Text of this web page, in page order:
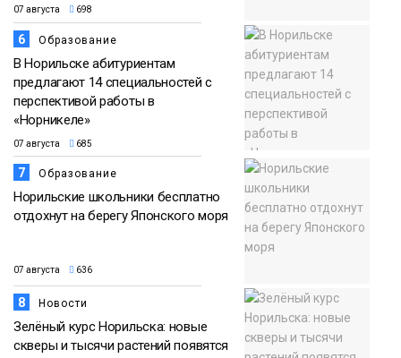
07 августа 698
6 Образование
В Норильске абитуриентам
предлагают 14 специальностей с
перспективой работы в
«Норникеле»
07 августа 685
7 Образование
Норильские школьники бесплатно
отдохнут на берегу Японского моря
07 августа 636
8 Новости
Зелёный курс Норильска: новые
скверы и тысячи растений появятся